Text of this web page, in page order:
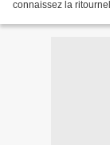
connaissez la